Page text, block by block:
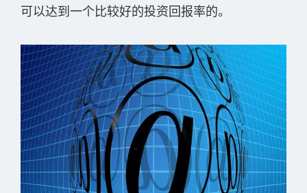
可以达到一个比较好的投资回报率的。